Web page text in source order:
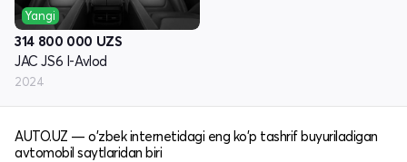
Yangi
314 800 000 UZS
JAC JS6 I-Avlod
2024
AUTO.UZ — o'zbek internetidagi eng ko'p tashrif buyuriladigan
avtomobil saytlaridan biri